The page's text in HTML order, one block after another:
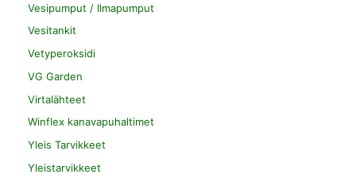
Vesipumput / Ilmapumput
Vesitankit
Vetyperoksidi
VG Garden
Virtalähteet
Winflex kanavapuhaltimet
Yleis Tarvikkeet
Yleistarvikkeet